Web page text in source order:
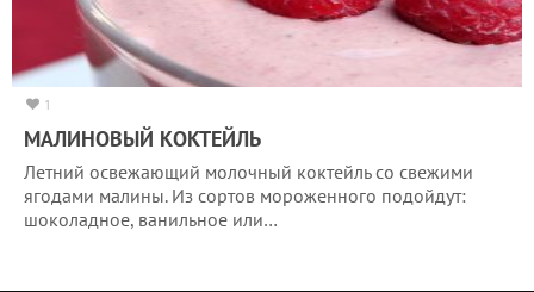
1
МАЛИНОВЫЙ КОКТЕЙЛЬ
Летний освежающий молочный коктейль со свежими
ягодами малины. Из сортов мороженного подойдут:
шоколадное, ванильное или…